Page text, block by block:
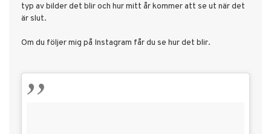
typ av bilder det blir och hur mitt år kommer att se ut när det
är slut.
Om du följer mig på Instagram får du se hur det blir.